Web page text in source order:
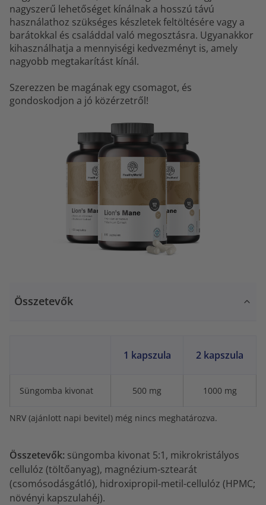
nagyszerű lehetőséget kínálnak a hosszú távú
használathoz szükséges készletek feltöltésére vagy a
barátokkal és családdal való megosztásra. Ugyanakkor
kihasználhatja a mennyiségi kedvezményt is, amely
nagyobb megtakarítást kínál.
Szerezzen be magának egy csomagot, és
gondoskodjon a jó közérzetről!
Összetevők
1 kapszula 2 kapszula
Süngomba kivonat 500 mg 1000 mg
NRV (ajánlott napi bevitel) még nincs meghatározva.
Összetevők: süngomba kivonat 5:1, mikrokristályos
cellulóz (töltőanyag), magnézium-sztearát
(csomósodásgátló), hidroxipropil-metil-cellulóz (HPMC;
növényi kapszulahéj).